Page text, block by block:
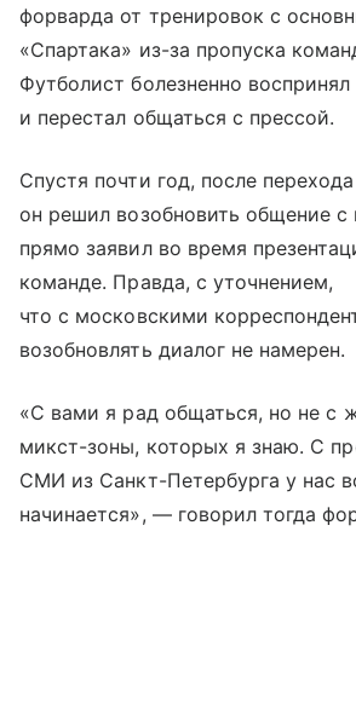
форварда от тренировок с
«Спартака» из-за пропуска
Футболист болезненно
и перестал общаться с прессой.
Спустя почти год, после
он решил возобновить общение с
прямо заявил во время
команде. Правда, с уточнением,
что с московскими
возобновлять диалог не намерен.
«С вами я рад общаться, но не с
микст-зоны, которых я знаю. С
СМИ из Санкт-Петербурга у нас
начинается», — говорил тогда